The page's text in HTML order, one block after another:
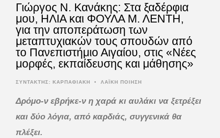
Γιώργος Ν. Κανάκης: Στα ξαδέρφια
μου, ΗΛΙΑ και ΦΟΥΛΑ Μ. ΛΕΝΤΗ,
για την αποπεράτωση των
μεταπτυχιακών τους σπουδών από
το Πανεπιστήμιο Αιγαίου, στις «Νέες
μορφές, εκπαίδευσης και μάθησης»
ΣΥΝΤΆΚΤΗΣ: ΚΑΡΠΑΘΙΑΚΗ • ΛΑΪΚΗ ΠΟΙΗΣΗ
Δρόμο-ν εβρήκε-ν η χαρά κι αυλάκι να ξετρέξει
και δύο λόγια, από καρδιάς, συγγενικά θα
πλέξει.